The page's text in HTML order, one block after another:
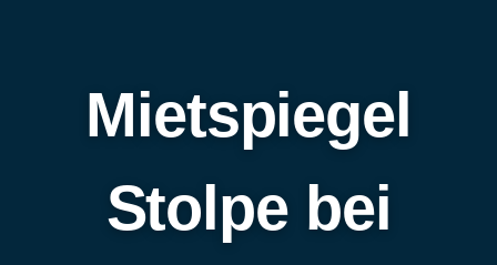
Mietspiegel
Stolpe bei